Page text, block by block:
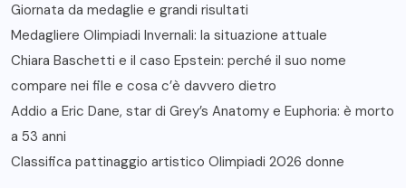
Giornata da medaglie e grandi risultati
Medagliere Olimpiadi Invernali: la situazione attuale
Chiara Baschetti e il caso Epstein: perché il suo nome
compare nei file e cosa c’è davvero dietro
Addio a Eric Dane, star di Grey’s Anatomy e Euphoria: è morto
a 53 anni
Classifica pattinaggio artistico Olimpiadi 2026 donne